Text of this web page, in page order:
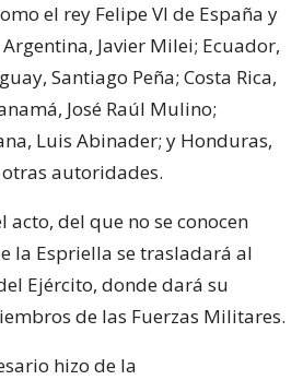
el rey Felipe VI de España y
Javier Milei; Ecuador,
Santiago Peña; Costa Rica,
José Raúl Mulino;
Luis Abinader; y Honduras,
autoridades.
acto, del que no se conocen
la Espriella se trasladará al
Ejército, donde dará su
de las Fuerzas Militares.
hizo de la